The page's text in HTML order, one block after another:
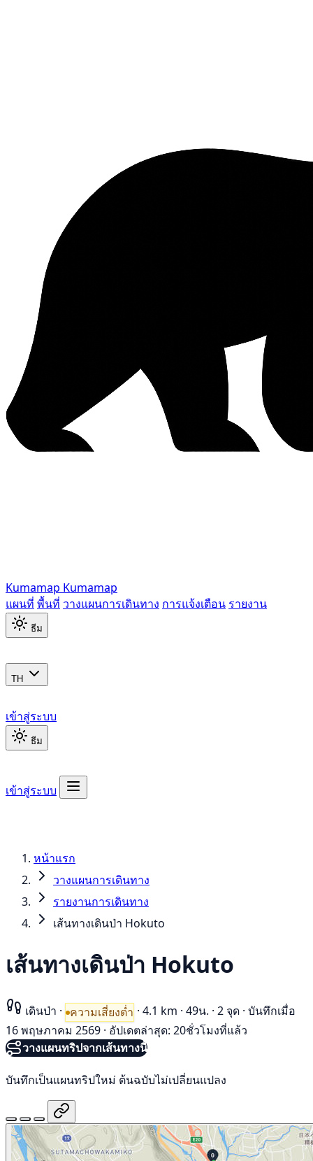
Kumamap Kumamap
แผนที่ พื้นที่ วางแผนการเดินทาง การแจ้งเตือน รายงาน
ธีม
TH
เข้าสู่ระบบ
ธีม
เข้าสู่ระบบ
หน้าแรก
วางแผนการเดินทาง
รายงานการเดินทาง
เส้นทางเดินป่า Hokuto
เส้นทางเดินป่า Hokuto
เดินป่า · ความเสี่ยงต่ำ · 4.1 km · 49น. · 2 จุด · บันทึกเมื่อ
16 พฤษภาคม 2569 · อัปเดตล่าสุด: 20ชั่วโมงที่แล้ว
วางแผนทริปจากเส้นทางนี้
บันทึกเป็นแผนทริปใหม่ ต้นฉบับไม่เปลี่ยนแปลง